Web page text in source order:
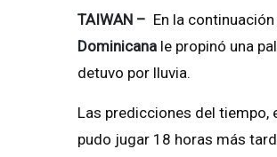
TAIWAN – En la
Dominicana le propinó una
detuvo por lluvia.
Las predicciones del tiempo,
pudo jugar 18 horas más